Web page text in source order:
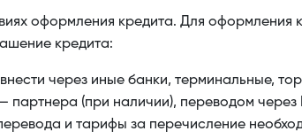
оформления кредита. Для оформления
кредита:
через иные банки, терминальные,
партнера (при наличии), переводом
и тарифы за перечисление